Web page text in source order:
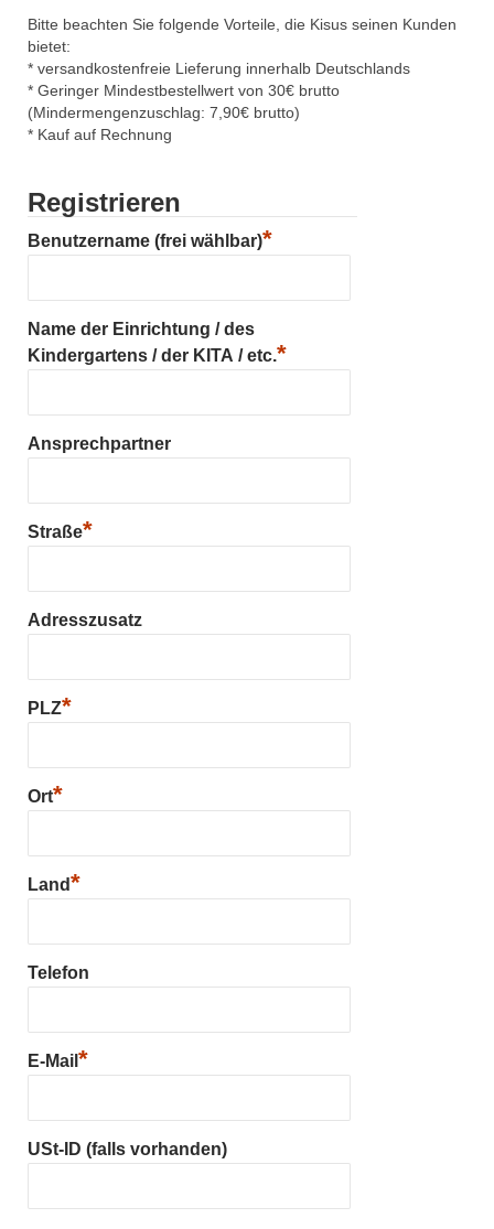
Bitte beachten Sie folgende Vorteile, die Kisus seinen Kunden
bietet:
* versandkostenfreie Lieferung innerhalb Deutschlands
* Geringer Mindestbestellwert von 30€ brutto
(Mindermengenzuschlag: 7,90€ brutto)
* Kauf auf Rechnung
Registrieren
Benutzername (frei wählbar)*
Name der Einrichtung / des
Kindergartens / der KITA / etc.*
Ansprechpartner
Straße*
Adresszusatz
PLZ*
Ort*
Land*
Telefon
E-Mail *
USt-ID (falls vorhanden)